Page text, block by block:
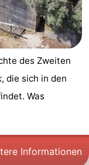
des Zweiten
, die sich in den
Was
Informationen